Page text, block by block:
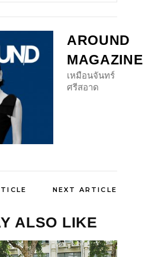
AROUND
MAGAZINE
เหมือนจันทร์
ศรีสอาด
NEXT ARTICLE
ALSO LIKE